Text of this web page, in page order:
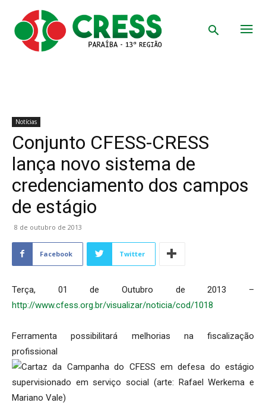
Notícias
Conjunto CFESS-CRESS
lança novo sistema de
credenciamento dos campos
de estágio
8 de outubro de 2013
Facebook Twitter
Terça, 01 de Outubro de 2013 –
http://www.cfess.org.br/visualizar/noticia/cod/1018
Ferramenta possibilitará melhorias na fiscalização
profissional